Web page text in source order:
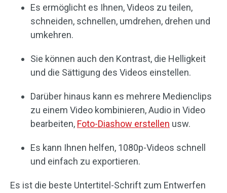
Es ermöglicht es Ihnen, Videos zu teilen,
schneiden, schnellen, umdrehen, drehen und
umkehren.
Sie können auch den Kontrast, die Helligkeit
und die Sättigung des Videos einstellen.
Darüber hinaus kann es mehrere Medienclips
zu einem Video kombinieren, Audio in Video
bearbeiten, Foto-Diashow erstellen usw.
Es kann Ihnen helfen, 1080p-Videos schnell
und einfach zu exportieren.
Es ist die beste Untertitel-Schrift zum Entwerfen